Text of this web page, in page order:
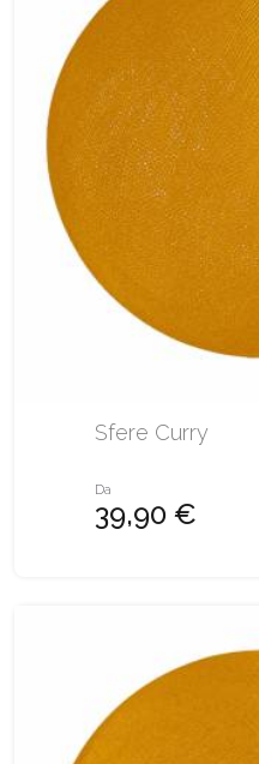
Sfere Curry
Da
39,90 €